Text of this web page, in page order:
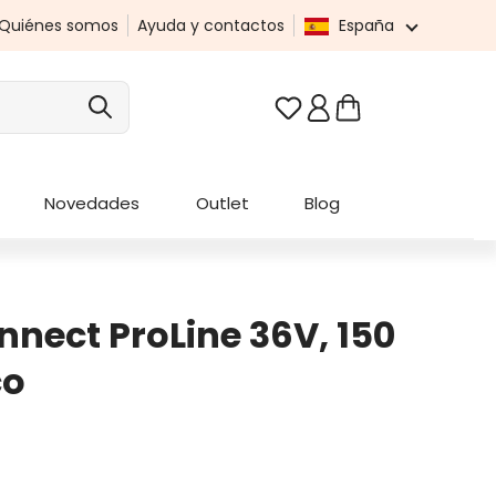
somos Ayuda y contactos España
Tienes 0 artículos en
Novedades Outlet Blog
ProLine 36V, 150